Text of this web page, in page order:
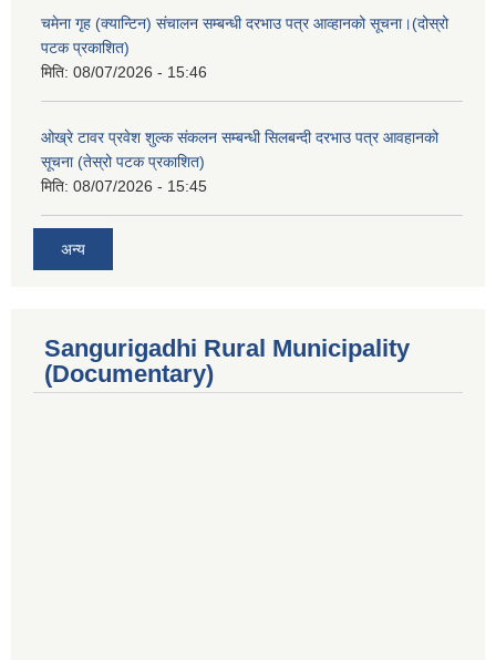
चमेना गृह (क्यान्टिन) संचालन सम्बन्धी दरभाउ पत्र आव्हानको सूचना।(दोस्रो
पटक प्रकाशित)
मिति: 08/07/2026 - 15:46
ओख्रे टावर प्रवेश शुल्क संकलन सम्बन्धी सिलबन्दी दरभाउ पत्र आवहानको
सूचना (तेस्रो पटक प्रकाशित)
मिति: 08/07/2026 - 15:45
अन्य
Sangurigadhi Rural Municipality
(Documentary)